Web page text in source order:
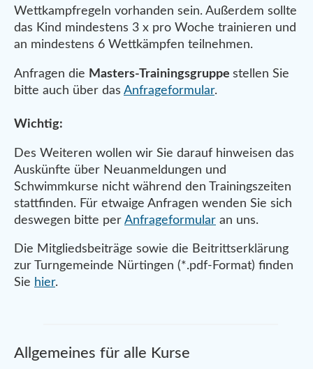
Wettkampfregeln vorhanden sein. Außerdem sollte
das Kind mindestens 3 x pro Woche trainieren und
an mindestens 6 Wettkämpfen teilnehmen.
Anfragen die Masters-Trainingsgruppe stellen Sie
bitte auch über das Anfrageformular.
Wichtig:
Des Weiteren wollen wir Sie darauf hinweisen das
Auskünfte über Neuanmeldungen und
Schwimmkurse nicht während den Trainingszeiten
stattfinden. Für etwaige Anfragen wenden Sie sich
deswegen bitte per Anfrageformular an uns.
Die Mitgliedsbeiträge sowie die Beitrittserklärung
zur Turngemeinde Nürtingen (*.pdf-Format) finden
Sie hier.
Allgemeines für alle Kurse